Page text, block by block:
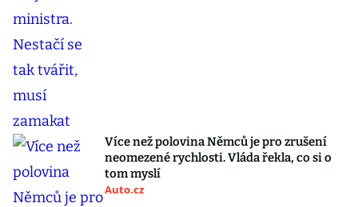
Více než polovina Němců je pro zrušení
neomezené rychlosti. Vláda řekla, co si o
tom myslí
Auto.cz